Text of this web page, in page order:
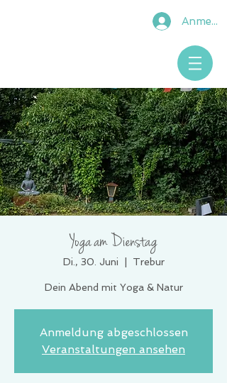
Anmelden
Yoga am Dienstag
Di., 30. Juni Trebur
Dein Abend mit Yoga & Natur
Anmeldung abgeschlossen
Veranstaltungen ansehen